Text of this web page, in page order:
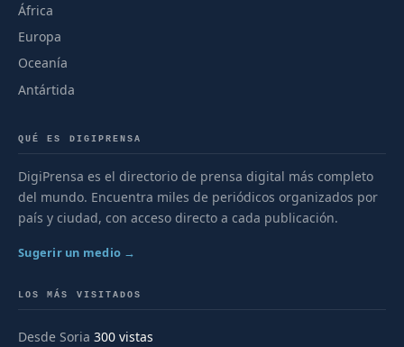
África
Europa
Oceanía
Antártida
QUÉ ES DIGIPRENSA
DigiPrensa es el directorio de prensa digital más completo
del mundo. Encuentra miles de periódicos organizados por
país y ciudad, con acceso directo a cada publicación.
Sugerir un medio →
LOS MÁS VISITADOS
Desde Soria 300 vistas